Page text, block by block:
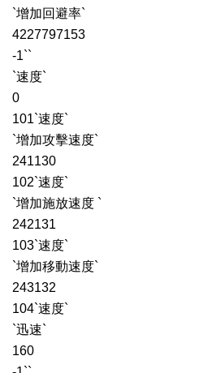
`增加回避率`
4227797153
-1``
`速度`
0
101`速度`
`增加攻擊速度`
241130
102`速度`
`增加施放速度 `
242131
103`速度`
`增加移動速度`
243132
104`速度`
`迅速`
160